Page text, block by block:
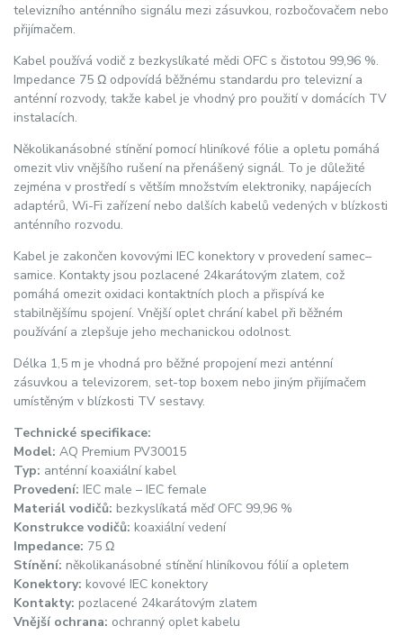
televizního anténního signálu mezi zásuvkou, rozbočovačem nebo
přijímačem.
Kabel používá vodič z bezkyslíkaté mědi OFC s čistotou 99,96 %.
Impedance 75 Ω odpovídá běžnému standardu pro televizní a
anténní rozvody, takže kabel je vhodný pro použití v domácích TV
instalacích.
Několikanásobné stínění pomocí hliníkové fólie a opletu pomáhá
omezit vliv vnějšího rušení na přenášený signál. To je důležité
zejména v prostředí s větším množstvím elektroniky, napájecích
adaptérů, Wi-Fi zařízení nebo dalších kabelů vedených v blízkosti
anténního rozvodu.
Kabel je zakončen kovovými IEC konektory v provedení samec–
samice. Kontakty jsou pozlacené 24karátovým zlatem, což
pomáhá omezit oxidaci kontaktních ploch a přispívá ke
stabilnějšímu spojení. Vnější oplet chrání kabel při běžném
používání a zlepšuje jeho mechanickou odolnost.
Délka 1,5 m je vhodná pro běžné propojení mezi anténní
zásuvkou a televizorem, set-top boxem nebo jiným přijímačem
umístěným v blízkosti TV sestavy.
Technické specifikace:
Model: AQ Premium PV30015
Typ: anténní koaxiální kabel
Provedení: IEC male – IEC female
Materiál vodičů: bezkyslíkatá měď OFC 99,96 %
Konstrukce vodičů: koaxiální vedení
Impedance: 75 Ω
Stínění: několikanásobné stínění hliníkovou fólií a opletem
Konektory: kovové IEC konektory
Kontakty: pozlacené 24karátovým zlatem
Vnější ochrana: ochranný oplet kabelu